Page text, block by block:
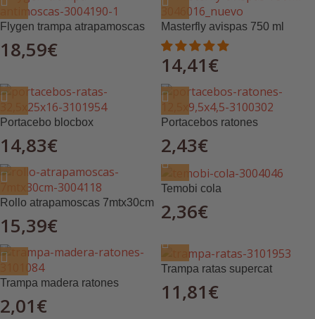
Flygen trampa atrapamoscas
18,59€
Masterfly avispas 750 ml
14,41€
Portacebo blocbox
14,83€
Portacebos ratones
2,43€
Rollo atrapamoscas 7mtx30cm
15,39€
Temobi cola
2,36€
Trampa madera ratones
2,01€
Trampa ratas supercat
11,81€